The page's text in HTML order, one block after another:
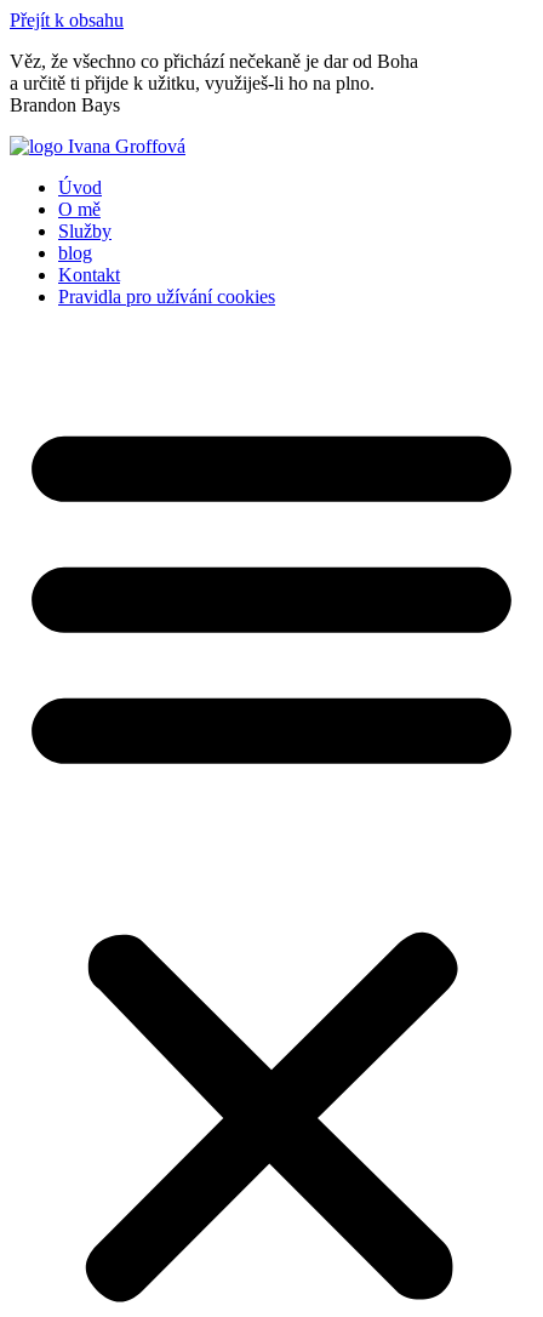
Přejít k obsahu
Věz, že všechno co přichází nečekaně je dar od Boha
a určitě ti přijde k užitku, využiješ-li ho na plno.
Brandon Bays
Úvod
O mě
Služby
blog
Kontakt
Pravidla pro užívání cookies